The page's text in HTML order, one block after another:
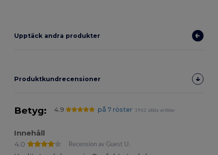
Upptäck andra produkter
Produktkundrecensioner
Betyg: 4.9 på 7 röster 1962 sålda artiklar
Innehåll
4.0
Recension av Guest U.